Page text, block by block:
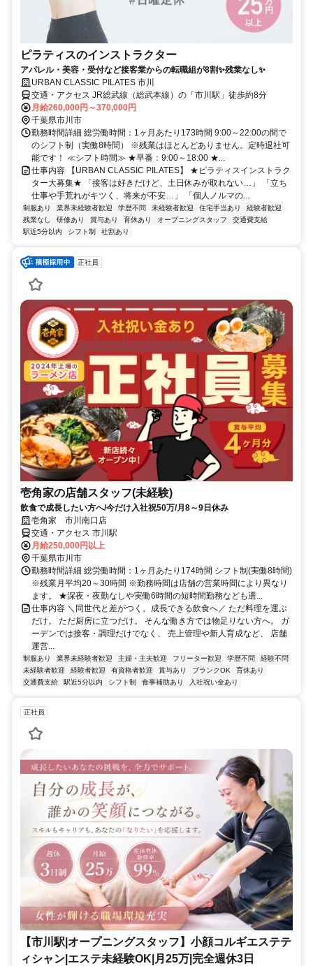
ピラティスのインストラクター
アパレル・美容・受付など接客業からの転職組が8割✨残業なし✨
URBAN CLASSIC PILATES 市川
交通・アクセス JR総武線（総武本線）の「市川駅」徒歩約8分
月給260,000円～370,000円
千葉県市川市
勤務時間詳細 総労働時間：1ヶ月あたり173時間 9:00～22:00の間で
のシフト制（実働8時間） ※残業はほとんどありません。定時退社可
能です！ ≪シフト時間≫ ★早番：9:00～18:00 ★...
仕事内容 【URBAN CLASSIC PILATES】 ★ピラティスインストラク
ター大募集★ 「接客は好きだけど、土日休みが取れない…」 「立ち
仕事や手荒れがキツく、将来が不安…」 「個人ノルマの...
制服あり 業界未経験者歓迎 学歴不問 未経験者歓迎 住宅手当あり
経験者歓迎
残業なし
研修あり 賞与あり 育休あり オープニングスタッフ
交通費支給
駅近5分以内
シフト制 社割あり
正社員
壱角家の店舗スタッフ(未経験)
飲食で成長したい方へ/今だけ入社祝50万/月8～9日休み
壱角家 市川南口店
交通・アクセス 市川駅
月給250,000円以上
千葉県市川市
勤務時間詳細 総労働時間：1ヶ月あたり174時間 シフト制(実働8時間)
※残業月平均20～30時間 ※勤務時間は店舗の営業時間により異なり
ます。 ★深夜・夜勤なしや実働6時間の短時間勤務なども選...
仕事内容 ＼同世代と差がつく。成長できる飲食へ／ ただ料理を運ぶ
だけ。 ただ厨房に立つだけ。 そんな働き方では物足りない方へ。 ガ
ーデンでは接客・調理だけでなく、 売上管理や新人育成など、 店舗
運営...
制服あり 業界未経験者歓迎 主婦・主夫歓迎 フリーター歓迎 学歴不問
経験不問
未経験者歓迎
経験者歓迎 有資格者歓迎 賞与あり ブランクOK
育休あり
交通費支給
駅近5分以内 シフト制 食事補助あり 入社祝い金あり
正社員
【市川駅|オープニングスタッフ】小顔コルギエステテ
ィシャン|エステ未経験OK|月25万|完全週休3日